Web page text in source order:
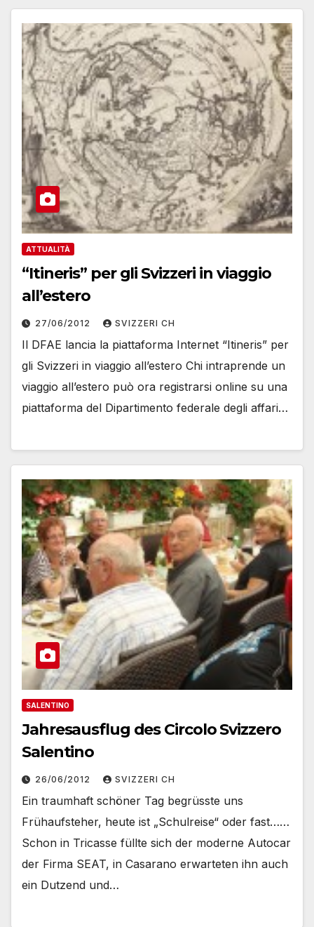
ATTUALITÀ
“Itineris” per gli Svizzeri in viaggio
all’estero
27/06/2012 SVIZZERI CH
Il DFAE lancia la piattaforma Internet “Itineris” per
gli Svizzeri in viaggio all’estero Chi intraprende un
viaggio all’estero può ora registrarsi online su una
piattaforma del Dipartimento federale degli affari…
SALENTINO
Jahresausflug des Circolo Svizzero
Salentino
26/06/2012 SVIZZERI CH
Ein traumhaft schöner Tag begrüsste uns
Frühaufsteher, heute ist „Schulreise“ oder fast……
Schon in Tricasse füllte sich der moderne Autocar
der Firma SEAT, in Casarano erwarteten ihn auch
ein Dutzend und…